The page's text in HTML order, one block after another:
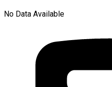
No Data Available